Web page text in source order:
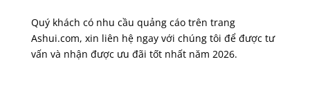
Quý khách có nhu cầu quảng cáo trên trang
Ashui.com, xin liên hệ ngay với chúng tôi để được tư
vấn và nhận được ưu đãi tốt nhất năm 2026.